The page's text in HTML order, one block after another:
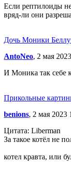
Если рептилоиды
вряд-ли они
Дочь Моники
AntoNeo, 2 мая
И Моника так себе
Прикольные
benions, 2 мая 2023
Цитата: Liberman
За такое котёл не
котел кравта, или